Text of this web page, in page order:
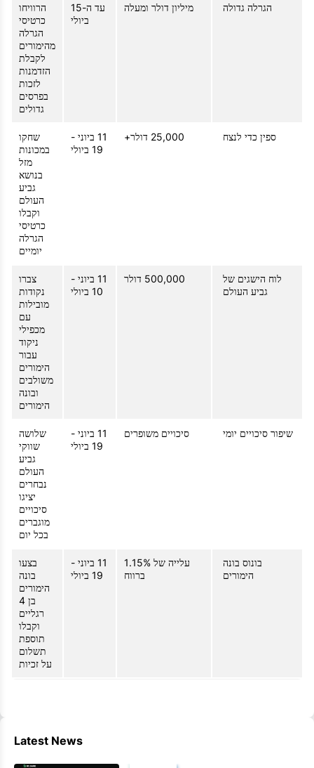
הגרלה גדולה מיליון דולר ומעלה
עד ה-15
ביולי
הרוויחו
כרטיסי
הגרלה
מהימורים
לקבלת
הזדמנות
לזכות
בפרסים
גדולים
ספין כדי לנצח 25,000 דולר+
11 ביוני -
19 ביולי
שחקו
במכונות
מזל
בנושא
גביע
העולם
וקבלו
כרטיסי
הגרלה
יומיים
לוח הישגים של
גביע העולם
500,000 דולר
11 ביוני -
10 ביולי
צברו
נקודות
מובילות
עם
מכפילי
ניקוד
עבור
הימורים
משולבים
ובונה
הימורים
שיפור סיכויים יומי סיכויים משופרים
11 ביוני -
19 ביולי
שלושה
שווקי
גביע
העולם
נבחרים
יציגו
סיכויים
מוגברים
בכל יום
בונוס בונה
הימורים
עלייה של 1.15%
ברווח
11 ביוני -
19 ביולי
בצעו
בונה
הימורים
בן 4
רגליים
וקבלו
תוספת
תשלום
על זכיות
Latest News